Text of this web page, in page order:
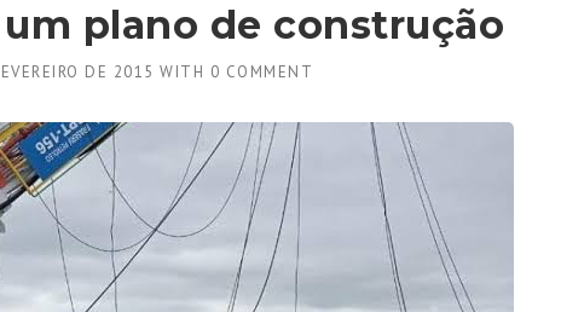
plano de construção
DE 2015 WITH 0 COMMENT